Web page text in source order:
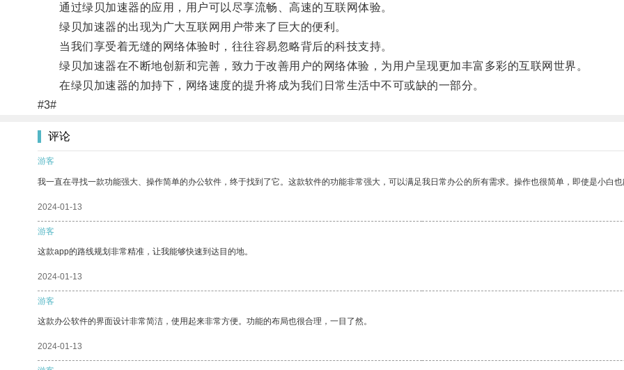
通过绿贝加速器的应用，用户可以尽享流畅、高速的互联网体验。
绿贝加速器的出现为广大互联网用户带来了巨大的便利。
当我们享受着无缝的网络体验时，往往容易忽略背后的科技支持。
绿贝加速器在不断地创新和完善，致力于改善用户的网络体验，为用户呈现更加丰富多彩的互联网世界。
在绿贝加速器的加持下，网络速度的提升将成为我们日常生活中不可或缺的一部分。
#3#
评论
游客
我一直在寻找一款功能强大、操作简单的办公软件，终于找到了它。这款软件的功能非常强大，可以满足我日常办公的所有需求。操作也很简单，即使是小白也
2024-01-13
游客
这款app的路线规划非常精准，让我能够快速到达目的地。
2024-01-13
游客
这款办公软件的界面设计非常简洁，使用起来非常方便。功能的布局也很合理，一目了然。
2024-01-13